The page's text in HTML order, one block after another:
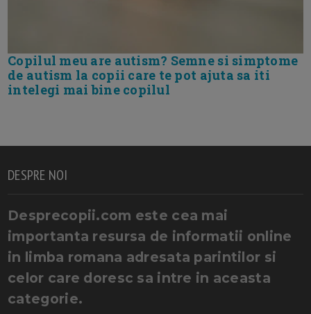
Copilul meu are autism? Semne si simptome
de autism la copii care te pot ajuta sa iti
intelegi mai bine copilul
DESPRE NOI
Desprecopii.com este cea mai
importanta resursa de informatii online
in limba romana adresata parintilor si
celor care doresc sa intre in aceasta
categorie.